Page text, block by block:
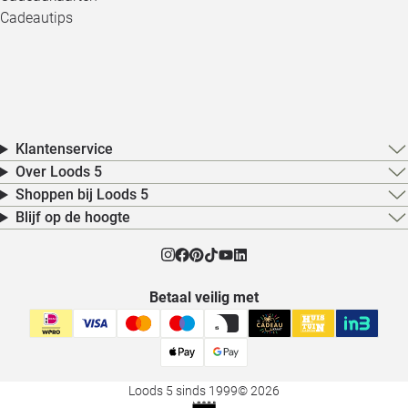
Cadeautips
Klantenservice
Over Loods 5
Shoppen bij Loods 5
Blijf op de hoogte
Betaal veilig met
Loods 5 sinds 1999© 2026